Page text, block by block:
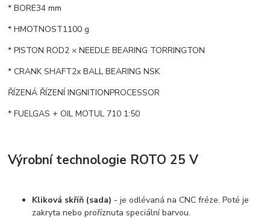
* BORE34 mm
* HMOTNOST1100 g
* PISTON ROD2 × NEEDLE BEARING TORRINGTON
* CRANK SHAFT2x BALL BEARING NSK
ŘÍZENÁ ŘÍZENÍ INGNITIONPROCESSOR
* FUELGAS + OIL MOTUL 710 1:50
Výrobní technologie ROTO 25 V
Kliková skříň (sada) - je odlévaná na CNC fréze. Poté je
zakryta nebo proříznuta speciální barvou.